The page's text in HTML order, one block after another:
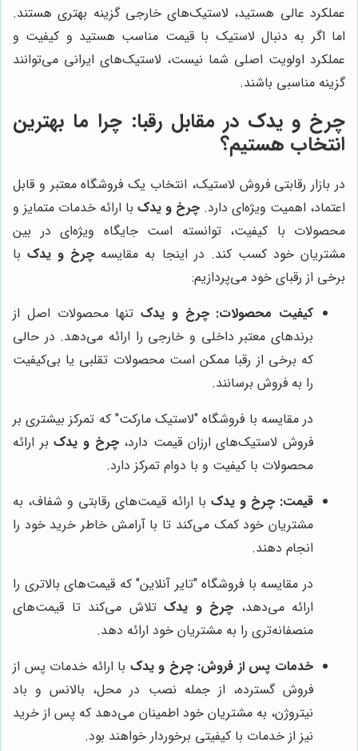
عملکرد عالی هستید، لاستیک‌های خارجی گزینه بهتری هستند.
اما اگر به دنبال لاستیک با قیمت مناسب هستید و کیفیت و
عملکرد اولویت اصلی شما نیست، لاستیک‌های ایرانی می‌توانند
گزینه مناسبی باشند.
چرخ و یدک در مقابل رقبا: چرا ما بهترین
انتخاب هستیم؟
در بازار رقابتی فروش لاستیک، انتخاب یک فروشگاه معتبر و قابل
اعتماد، اهمیت ویژه‌ای دارد. چرخ و یدک با ارائه خدمات متمایز و
محصولات با کیفیت، توانسته است جایگاه ویژه‌ای در بین
مشتریان خود کسب کند. در اینجا به مقایسه چرخ و یدکبا
برخی از رقبای خود می‌پردازیم:
کیفیت محصولات: چرخ و یدک تنها محصولات اصل از
برندهای معتبر داخلی و خارجی را ارائه می‌دهد. در حالی
که برخی از رقبا ممکن است محصولات تقلبی یا بی‌کیفیت
را به فروش برسانند.
در مقایسه با فروشگاه "لاستیک مارکت" که تمرکز بیشتری بر
فروش لاستیک‌های ارزان قیمت دارد،چرخ و یدکبر ارائه
محصولات با کیفیت و با دوام تمرکز دارد.
قیمت: چرخ و یدک با ارائه قیمت‌های رقابتی و شفاف، به
مشتریان خود کمک می‌کند تا با آرامش خاطر خرید خود را
انجام دهند.
در مقایسه با فروشگاه "تایر آنلاین" که قیمت‌های بالاتری را
ارائه می‌دهد، چرخ و یدک تلاش می‌کند تا قیمت‌های
منصفانه‌تری را به مشتریان خود ارائه دهد.
خدمات پس از فروش: چرخ و یدک با ارائه خدمات پس از
فروش گسترده، از جمله نصب در محل، بالانس و باد
نیتروژن، به مشتریان خود اطمینان می‌دهد که پس از خرید
نیز از خدمات با کیفیتی برخوردار خواهند بود.